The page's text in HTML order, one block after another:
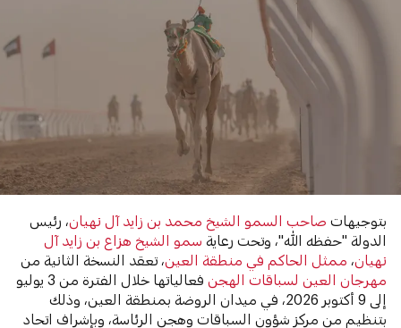
بتوجيهاتصاحب السمو الشيخ محمد بن زايد آل نهيان، رئيس
الدولة "حفظه الله"، وتحت رعايةسمو الشيخ هزاع بن زايد آل
نهيان، ممثل الحاكم في منطقة العين، تعقد النسخة الثانية من
مهرجان العين لسباقات الهجن
فعالياتها خلال الفترة من 3 يوليو
إلى 9 أكتوبر 2026، في ميدان الروضة بمنطقة العين، وذلك
بتنظيم من مركز شؤون السباقات وهجن الرئاسة، وبإشراف اتحاد